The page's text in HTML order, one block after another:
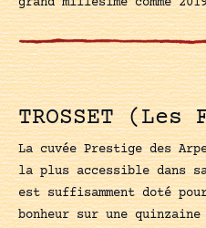
TROSSET
La cuvée Prestige des
la plus accessible dans
est suffisamment doté
bonheur sur une